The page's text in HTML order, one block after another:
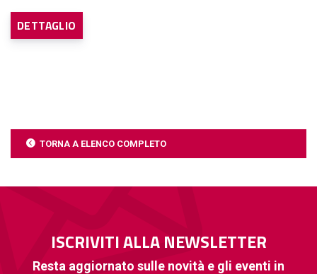
DETTAGLIO
TORNA A ELENCO COMPLETO
ISCRIVITI ALLA NEWSLETTER
Resta aggiornato sulle novità e gli eventi in